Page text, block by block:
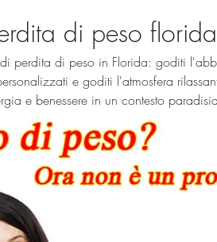
di peso florida
perdita di peso in Florida: goditi
e goditi l'atmosfera
e benessere in un contesto